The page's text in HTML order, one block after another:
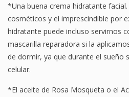
*Una buena crema hidratante
cosméticos y el imprescindible por
hidratante puede incluso servirnos
mascarilla reparadora si la
de dormir, ya que durante el sueño
celular.
*El aceite de Rosa Mosqueta o el